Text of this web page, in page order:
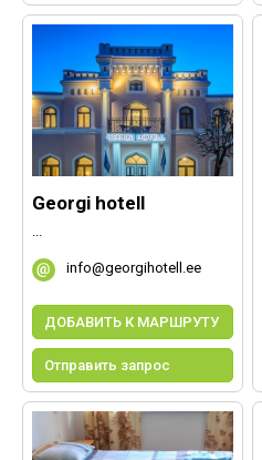
Georgi hotell
info@georgihotell.ee
ДОБАВИТЬ К МАРШРУТУ
Отправить запрос